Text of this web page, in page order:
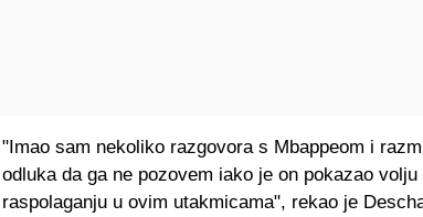
"Imao sam nekoliko razgovora s Mbappeom i
odluka da ga ne pozovem iako je on pokazao
raspolaganju u ovim utakmicama", rekao je